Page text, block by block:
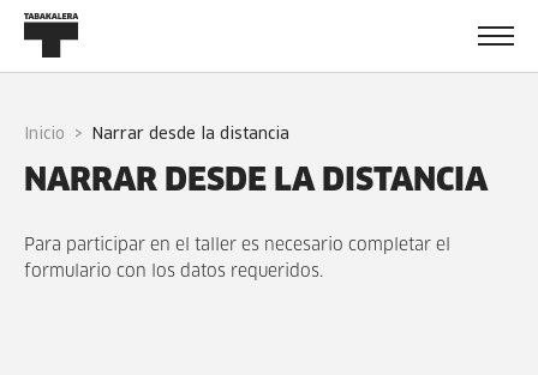
Inicio narrar desde la distancia
NARRAR DESDE LA DISTANCIA
Para participar en el taller es necesario completar el
formulario con los datos requeridos.